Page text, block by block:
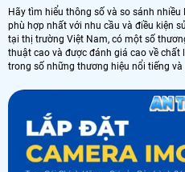
Hãy tìm hiểu thông số và so sánh
phù hợp nhất với nhu cầu và điều kiện
tại thị trường Việt Nam, có một số
thuật cao và được đánh giá cao về
trong số những thương hiệu nổi tiếng